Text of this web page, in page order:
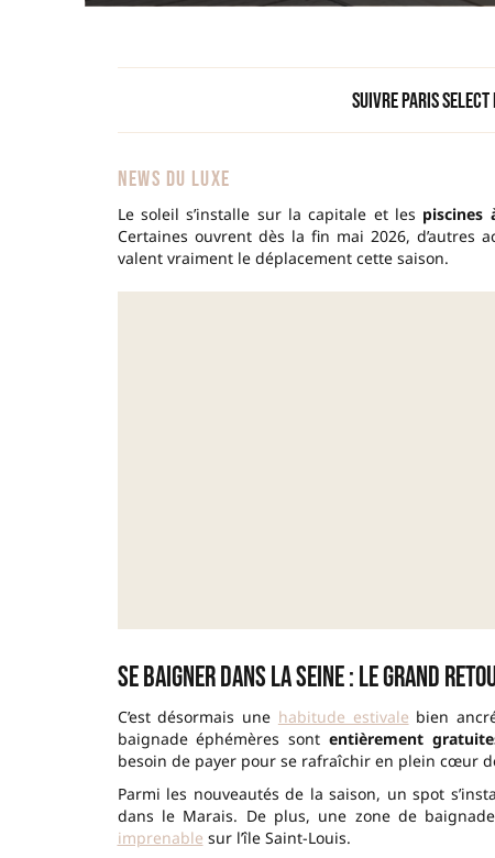
Suivre Paris Select
NEWS DU LUXE
Le soleil s’installe sur la capitale et les piscines
Certaines ouvrent dès la fin mai 2026, d’autres
valent vraiment le déplacement cette saison.
Se baigner dans la Seine : le grand
C’est désormais une habitude estivale bien
baignade éphémères sont entièrement
besoin de payer pour se rafraîchir en plein cœur
Parmi les nouveautés de la saison, un spot
dans le Marais. De plus, une zone de
imprenable sur l’île Saint-Louis.